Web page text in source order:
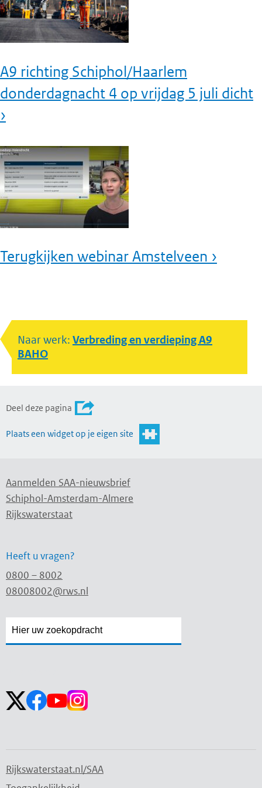
A9 richting Schiphol/Haarlem
donderdagnacht 4 op vrijdag 5 juli dicht
›
Terugkijken webinar Amstelveen ›
Naar werk: Verbreding en verdieping A9
BAHO
Deel deze pagina
Plaats een widget op je eigen site
Aanmelden SAA-nieuwsbrief
Schiphol-Amsterdam-Almere
Rijkswaterstaat
Heeft u vragen?
0800 – 8002
08008002@rws.nl
Rijkswaterstaat.nl/SAA